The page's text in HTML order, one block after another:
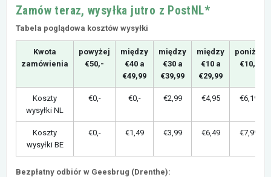
Zamów teraz, wysyłka jutro z PostNL*
Tabela poglądowa kosztów wysyłki
Kwota
zamówienia
powyżej
€50,-
między
€40 a
€49,99
między
€30 a
€39,99
między
€10 a
€29,99
poniżej
€10,-
Koszty
wysyłki NL
€0,- €0,- €2,99 €4,95 €6,19
Koszty
wysyłki BE
€0,- €1,49 €3,99 €6,49 €7,99
Bezpłatny odbiór w Geesbrug (Drenthe):